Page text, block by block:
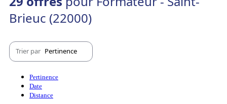
Brieuc (22000)
Trier par Pertinence
Pertinence
Date
Distance